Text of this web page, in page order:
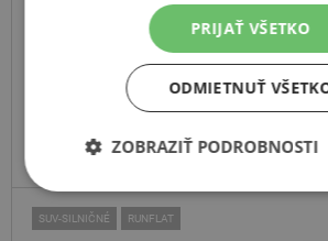
Scorpion Zero All
45
Run Flat,FR
SUV-SILNIČNÉ RUNFLAT
PRIJAŤ VŠETKO
ODMIETNUŤ
ZOBRAZIŤ PODROBNOSTI